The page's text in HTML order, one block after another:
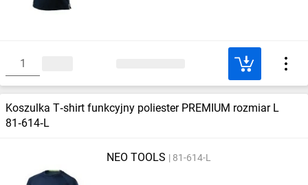
Koszulka T‑shirt funkcyjny poliester PREMIUM rozmiar L
81‑614‑L
NEO TOOLS 81-614-L